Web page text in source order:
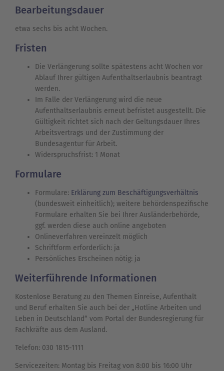
Bearbeitungsdauer
etwa sechs bis acht Wochen.
Fristen
Die Verlängerung sollte spätestens acht Wochen vor
Ablauf Ihrer gültigen Aufenthaltserlaubnis beantragt
werden.
Im Falle der Verlängerung wird die neue
Aufenthaltserlaubnis erneut befristet ausgestellt. Die
Gültigkeit richtet sich nach der Geltungsdauer Ihres
Arbeitsvertrags und der Zustimmung der
Bundesagentur für Arbeit.
Widerspruchsfrist: 1 Monat
Formulare
Formulare: Erklärung zum Beschäftigungsverhältnis
(bundesweit einheitlich); weitere behördenspezifische
Formulare erhalten Sie bei Ihrer Ausländerbehörde,
ggf. werden diese auch online angeboten
Onlineverfahren vereinzelt möglich
Schriftform erforderlich: ja
Persönliches Erscheinen nötig: ja
Weiterführende Informationen
Kostenlose Beratung zu den Themen Einreise, Aufenthalt
und Beruf erhalten Sie auch bei der „Hotline Arbeiten und
Leben in Deutschland“ vom Portal der Bundesregierung für
Fachkräfte aus dem Ausland.
Telefon: 030 1815-1111
Servicezeiten: Montag bis Freitag von 8:00 bis 16:00 Uhr